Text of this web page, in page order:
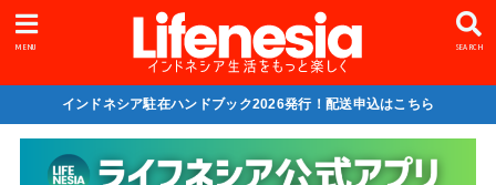
SEARCH
MENU
インドネシア駐在ハンドブック2026発行！配送申込はこちら